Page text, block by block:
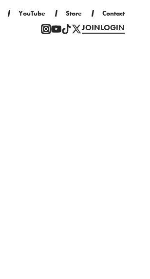
YouTube Store Contact
JOINLOGIN